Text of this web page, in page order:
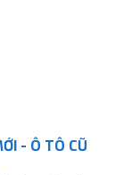
- Ô TÔ CŨ